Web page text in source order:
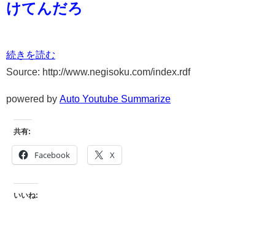
けてんだろ
続きを読む
Source: http://www.negisoku.com/index.rdf
powered by Auto Youtube Summarize
共有:
Facebook X
いいね: